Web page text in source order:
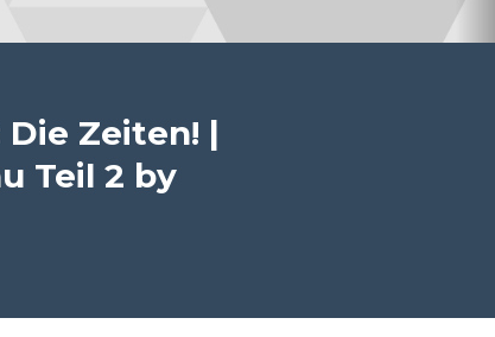
Zeiten! |
Teil 2 by